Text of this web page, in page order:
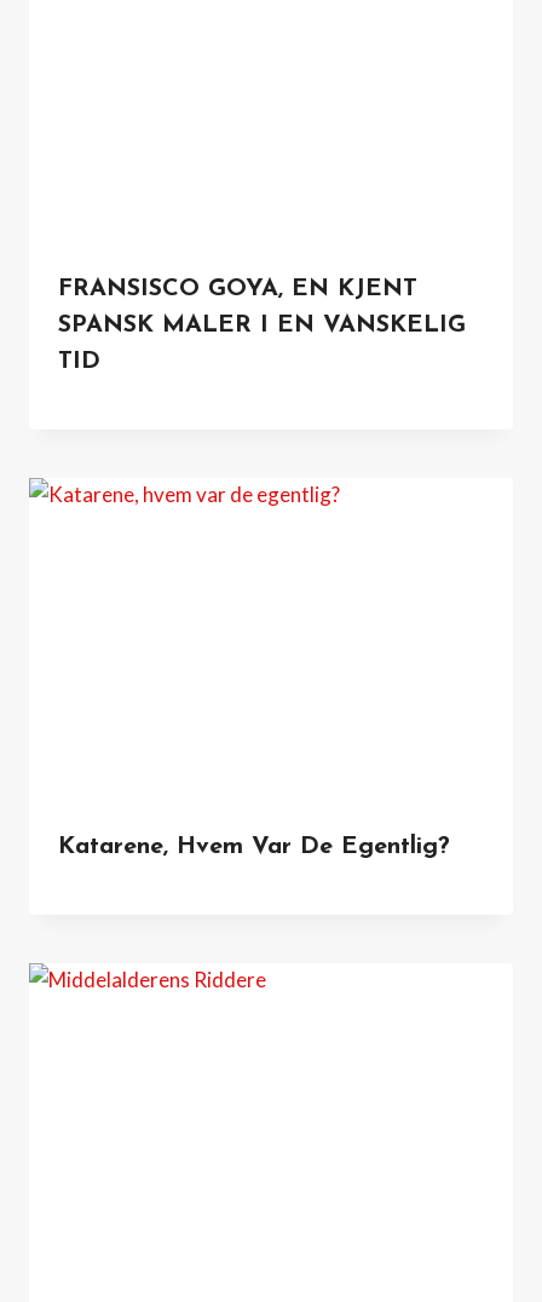
FRANSISCO GOYA, EN KJENT
SPANSK MALER I EN VANSKELIG
TID
Katarene, Hvem Var De Egentlig?